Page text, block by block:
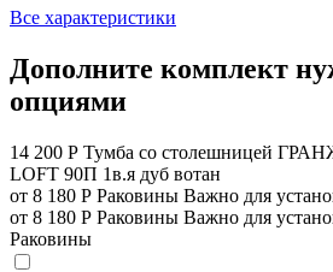
Все характеристики
Дополните комплект
опциями
14 200 Р Тумба со столешницей
LOFT 90П 1в.я дуб вотан
от 8 180 Р Раковины Важно для
от 8 180 Р Раковины Важно для
Раковины